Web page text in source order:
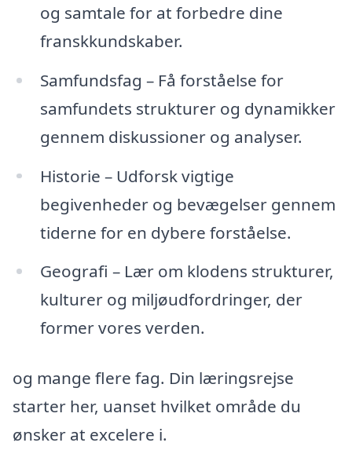
og samtale for at forbedre dine
franskkundskaber.
Samfundsfag – Få forståelse for
samfundets strukturer og dynamikker
gennem diskussioner og analyser.
Historie – Udforsk vigtige
begivenheder og bevægelser gennem
tiderne for en dybere forståelse.
Geografi – Lær om klodens strukturer,
kulturer og miljøudfordringer, der
former vores verden.
og mange flere fag. Din læringsrejse
starter her, uanset hvilket område du
ønsker at excelere i.